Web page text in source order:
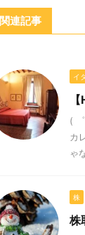
関連記事
イ
(
カ
ゃ
株
株